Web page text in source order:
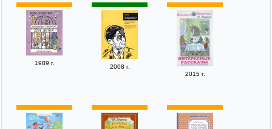
1989 г.
2008 г.
2015 г.